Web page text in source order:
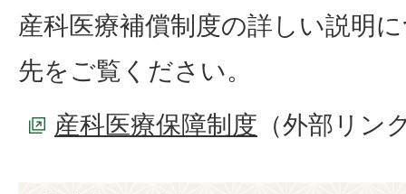
産科医療補償制度の詳しい説明
先をご覧ください。
産科医療保障制度 （外部リン